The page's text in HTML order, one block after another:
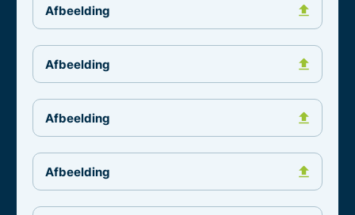
Afbeelding
Afbeelding
Afbeelding
Afbeelding